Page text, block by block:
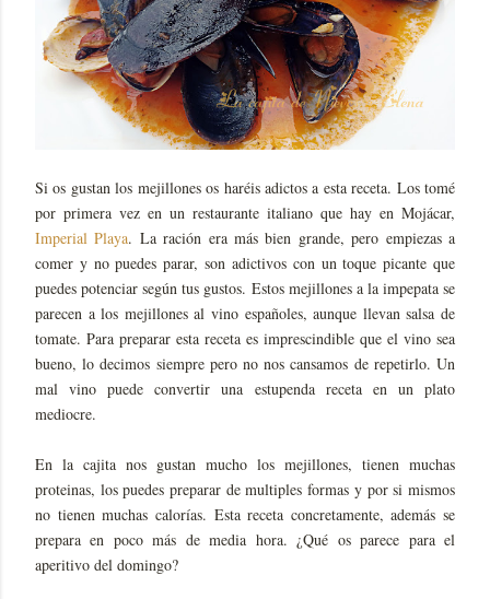
Si os gustan los mejillones os haréis adictos a esta receta. Los tomé
por primera vez en un restaurante italiano que hay en Mojácar,
Imperial Playa. La ración era más bien grande, pero empiezas a
comer y no puedes parar, son adictivos con un toque picante que
puedes potenciar según tus gustos. Estos mejillones a la impepata se
parecen a los mejillones al vino españoles, aunque llevan salsa de
tomate. Para preparar esta receta es imprescindible que el vino sea
bueno, lo decimos siempre pero no nos cansamos de repetirlo. Un
mal vino puede convertir una estupenda receta en un plato
mediocre.
En la cajita nos gustan mucho los mejillones, tienen muchas
proteinas, los puedes preparar de multiples formas y por si mismos
no tienen muchas calorías. Esta receta concretamente, además se
prepara en poco más de media hora. ¿Qué os parece para el
aperitivo del domingo?